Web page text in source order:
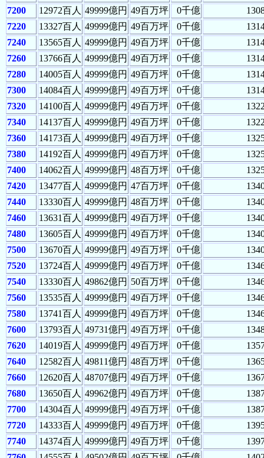
7200
12972百人 49999億円 49百万坪 0千億
7220
13327百人 49999億円 49百万坪 0千億
7240
13565百人 49999億円 49百万坪 0千億
7260
13766百人 49999億円 49百万坪 0千億
7280
14005百人 49999億円 49百万坪 0千億
7300
14084百人 49999億円 49百万坪 0千億
7320
14100百人 49999億円 49百万坪 0千億
7340
14137百人 49999億円 49百万坪 0千億
7360
14173百人 49999億円 49百万坪 0千億
7380
14192百人 49999億円 49百万坪 0千億
7400
14062百人 49999億円 48百万坪 0千億
7420
13477百人 49999億円 47百万坪 0千億
7440
13330百人 49999億円 48百万坪 0千億
7460
13631百人 49999億円 49百万坪 0千億
7480
13605百人 49999億円 49百万坪 0千億
7500
13670百人 49999億円 49百万坪 0千億
7520
13724百人 49999億円 49百万坪 0千億
7540
13330百人 49862億円 50百万坪 0千億
7560
13535百人 49999億円 49百万坪 0千億
7580
13741百人 49999億円 49百万坪 0千億
7600
13793百人 49731億円 49百万坪 0千億
7620
14019百人 49999億円 49百万坪 0千億
7640
12582百人 49811億円 48百万坪 0千億
7660
12620百人 48707億円 49百万坪 0千億
7680
13650百人 49962億円 49百万坪 0千億
7700
14304百人 49999億円 49百万坪 0千億
7720
14333百人 49999億円 49百万坪 0千億
7740
14374百人 49999億円 49百万坪 0千億